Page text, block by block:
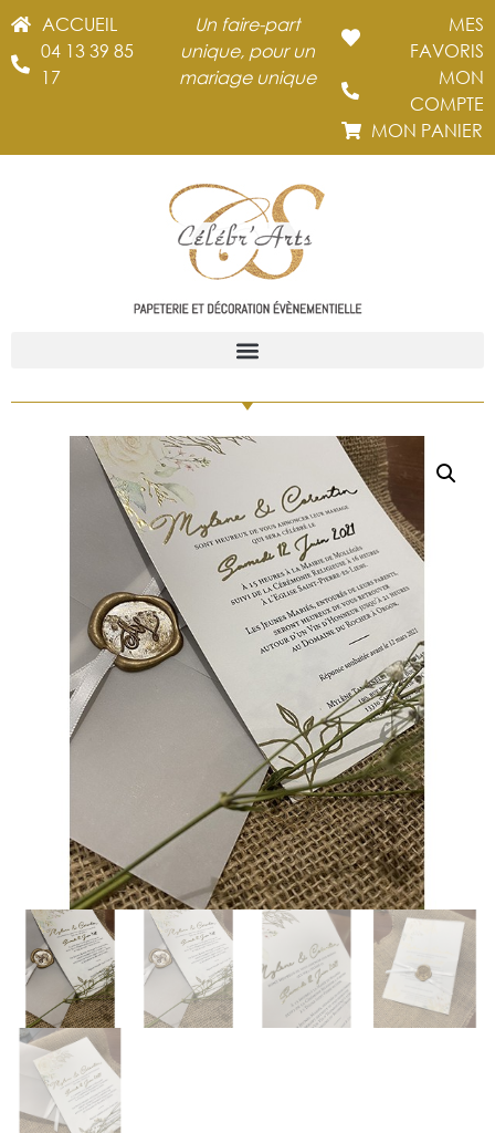
ACCUEIL
04 13 39 85
17
Un faire-part
unique, pour un
mariage unique
MES
FAVORIS
MON
COMPTE
MON PANIER